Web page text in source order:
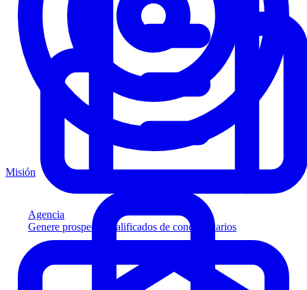
Agencia
Genere prospectos calificados de concesionarios
Misión